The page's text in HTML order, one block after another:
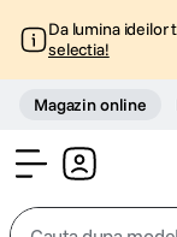
Da lumina
selectia!
Magazin online
Cauta dupa model,